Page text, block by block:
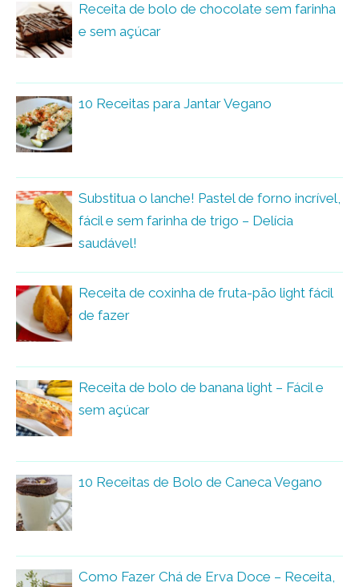
Receita de bolo de chocolate sem farinha
e sem açúcar
10 Receitas para Jantar Vegano
Substitua o lanche! Pastel de forno incrível,
fácil e sem farinha de trigo – Delícia
saudável!
Receita de coxinha de fruta-pão light fácil
de fazer
Receita de bolo de banana light – Fácil e
sem açúcar
10 Receitas de Bolo de Caneca Vegano
Como Fazer Chá de Erva Doce – Receita,